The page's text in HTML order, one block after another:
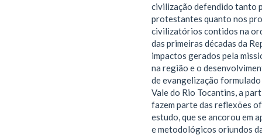
civilização defendido tanto
protestantes quanto nos
civilizatórios contidos na
das primeiras décadas da
impactos gerados pela
na região e o
de evangelização
Vale do Rio Tocantins, a
fazem parte das reflexões
estudo, que se ancorou em
e metodológicos oriundos